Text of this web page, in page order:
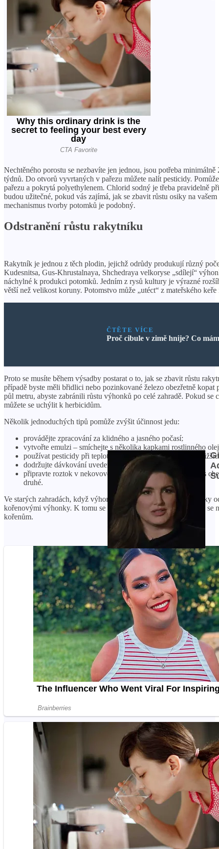
Nechtěného porostu se nezbavíte jen jednou, jsou potřeba minimálně
týdnů. Do otvorů vyvrtaných v pařezu můžete nalít pesticidy.
pařezu a pokrytá polyethylenem. Chlorid sodný je třeba pravidelně
budou užitečné, pokud vás zajímá, jak se zbavit růstu osiky na
mechanismus tvorby potomků je podobný.
Odstranění růstu rakytníku
Rakytník je jednou z těch plodin, jejichž odrůdy produkují různý
Kudesnitsa, Gus-Khrustalnaya, Shchedraya velkoryse „sdílejí“
náchylné k produkci potomků. Jedním z rysů kultury je výrazné
větší než velikost koruny. Potomstvo může „utéct“ z mateřského
ČTĚTE VÍCE
Proč cibule v zimě hnije? Co
Proto se musíte během výsadby postarat o to, jak se zbavit růstu
případě byste měli břidlici nebo pozinkované železo obezřetně
půl metru, abyste zabránili růstu výhonků po celé zahradě. Pokud se
můžete se uchýlit k herbicidům.
Několik jednoduchých tipů pomůže zvýšit účinnost jedu:
provádějte zpracování za klidného a jasného počasí;
vytvořte emulzi – smíchejte s několika kapkami rostlinného
používat pesticidy při teplotách ne vyšších než 25ºС a ne
dodržujte dávkování uvedené v pokynech;
připravte roztok v nekovové nádobě, protože reakce kovu s
druhé.
Ve starých zahradách, když výhonky převezmou oblast, jsou klíčky
kořenovými výhonky. K tomu se půda shrabe od kořenů a nařeže se
kořenům.